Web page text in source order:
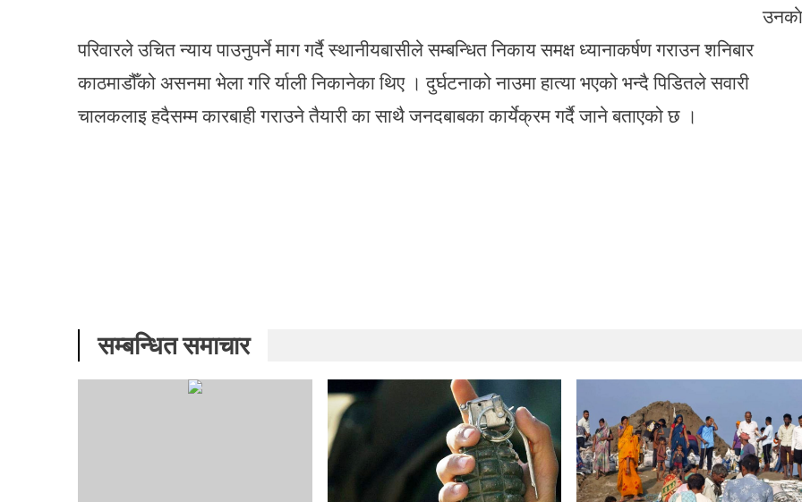
उनकाे
परिवारले उचित न्याय पाउनुपर्ने माग गर्दै स्थानीयबासीले सम्बन्धित निकाय समक्ष ध्यानाकर्षण गराउन शनिबार
काठमाडौँको असनमा भेला गरि र्याली निकानेका थिए । दुर्घटनाको नाउमा हात्या भएको भन्दै पिडितले सवारी
चालकलाइ हदैसम्म कारबाही गराउने तैयारी का साथै जनदबाबका कार्येक्रम गर्दै जाने बताएको छ ।
सम्बन्धित समाचार